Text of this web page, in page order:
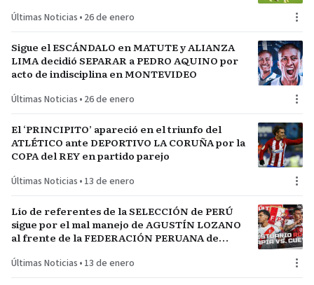
Últimas Noticias • 26 de enero
Sigue el ESCÁNDALO en MATUTE y ALIANZA
LIMA decidió SEPARAR a PEDRO AQUINO por
acto de indisciplina en MONTEVIDEO
Últimas Noticias • 26 de enero
El ‘PRINCIPITO’ apareció en el triunfo del
ATLÉTICO ante DEPORTIVO LA CORUÑA por la
COPA del REY en partido parejo
Últimas Noticias • 13 de enero
Lío de referentes de la SELECCIÓN de PERÚ
sigue por el mal manejo de AGUSTÍN LOZANO
al frente de la FEDERACIÓN PERUANA de
Últimas Noticias • 13 de enero